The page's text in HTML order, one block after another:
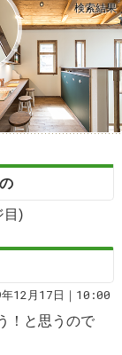
検索結果
目)
12月17日｜10:00
！と思うので